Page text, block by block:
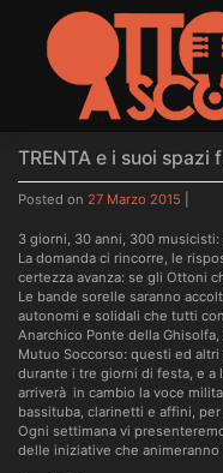
content
TRENTA e i suoi spazi
Posted on 27 Marzo 2015
3 giorni, 30 anni, 300
La domanda ci rincorre, le
certezza avanza: se gli Ottoni
Le bande sorelle saranno
autonomi e solidali che tutti
Anarchico Ponte della Ghisolfa,
Mutuo Soccorso: questi ed
durante i tre giorni di festa, e
arriverà in cambio la voce
bassituba, clarinetti e affini,
Ogni settimana vi
delle iniziative che